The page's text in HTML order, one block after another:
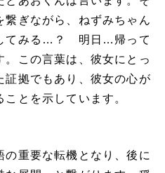
ぎながら、ねずみちゃん
てみる…？ 明日…帰って
この言葉は、彼女にとっ
証拠でもあり、彼女の心が
とを示しています。
の重要な転機となり、後に